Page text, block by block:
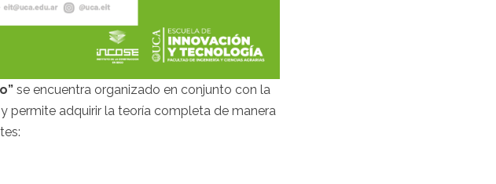
se encuentra organizado en conjunto con la
permite adquirir la teoría completa de manera